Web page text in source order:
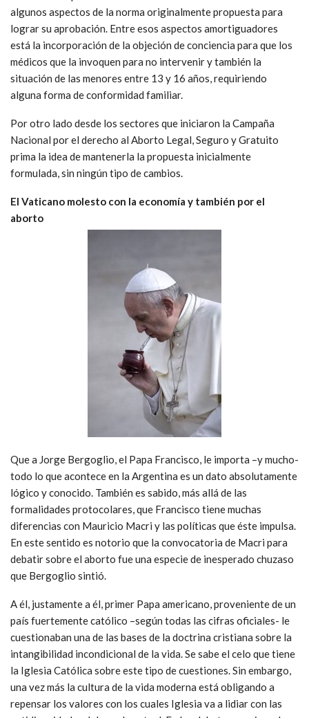
algunos aspectos de la norma originalmente propuesta para
lograr su aprobación. Entre esos aspectos amortiguadores
está la incorporación de la objeción de conciencia para que los
médicos que la invoquen para no intervenir y también la
situación de las menores entre 13 y 16 años, requiriendo
alguna forma de conformidad familiar.
Por otro lado desde los sectores que iniciaron la Campaña
Nacional por el derecho al Aborto Legal, Seguro y Gratuito
prima la idea de mantenerla la propuesta inicialmente
formulada, sin ningún tipo de cambios.
El Vaticano molesto con la economía y también por el
aborto
Que a Jorge Bergoglio, el Papa Francisco, le importa –y mucho-
todo lo que acontece en la Argentina es un dato absolutamente
lógico y conocido. También es sabido, más allá de las
formalidades protocolares, que Francisco tiene muchas
diferencias con Mauricio Macri y las políticas que éste impulsa.
En este sentido es notorio que la convocatoria de Macri para
debatir sobre el aborto fue una especie de inesperado chuzaso
que Bergoglio sintió.
A él, justamente a él, primer Papa americano, proveniente de un
país fuertemente católico –según todas las cifras oficiales- le
cuestionaban una de las bases de la doctrina cristiana sobre la
intangibilidad incondicional de la vida. Se sabe el celo que tiene
la Iglesia Católica sobre este tipo de cuestiones. Sin embargo,
una vez más la cultura de la vida moderna está obligando a
repensar los valores con los cuales Iglesia va a lidiar con las